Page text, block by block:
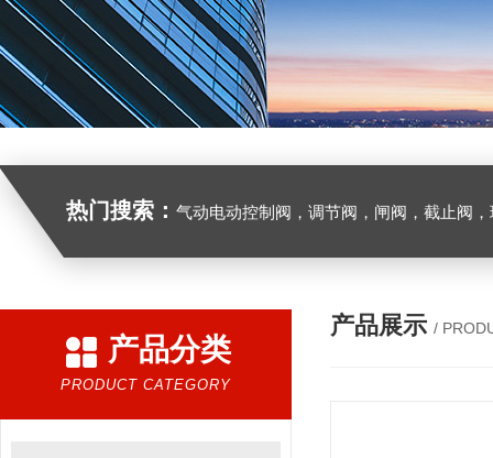
热门搜索： 气动电动控制阀，调节阀，闸阀，截止阀，球阀，蝶阀，止回阀，高温高压
产品分类
PRODUCT CATEGORY
产品展示 /